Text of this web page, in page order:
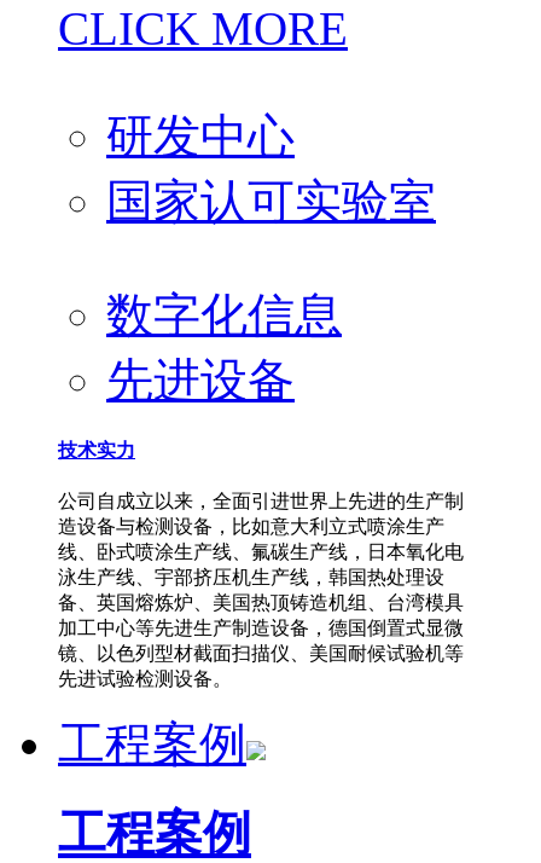
CLICK MORE
研发中心
国家认可实验室
数字化信息
先进设备
技术实力
公司自成立以来，全面引进世界上先进的生产制
造设备与检测设备，比如意大利立式喷涂生产
线、卧式喷涂生产线、氟碳生产线，日本氧化电
泳生产线、宇部挤压机生产线，韩国热处理设
备、英国熔炼炉、美国热顶铸造机组、台湾模具
加工中心等先进生产制造设备，德国倒置式显微
镜、以色列型材截面扫描仪、美国耐候试验机等
先进试验检测设备。
工程案例
工程案例